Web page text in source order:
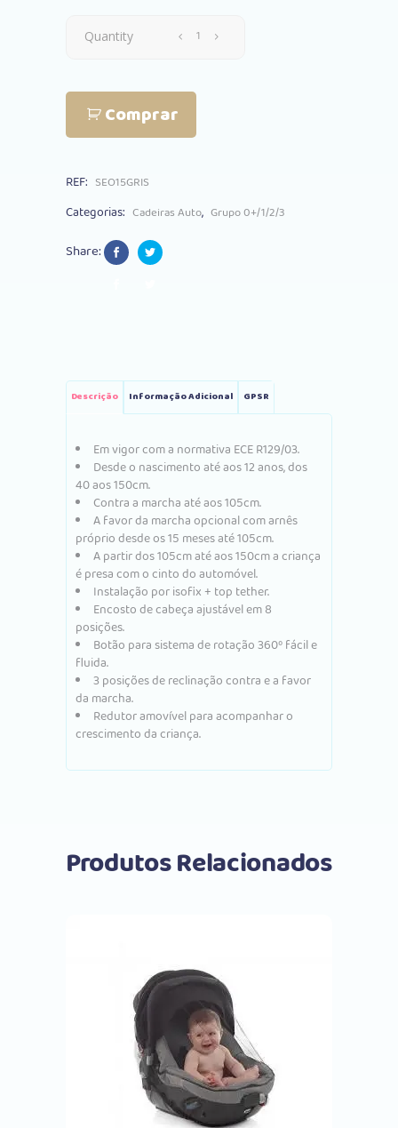
Cadeira
Interbaby
Cinza
Quantity
Comprar
REF: SEO15GRIS
Categorias: Cadeiras Auto, Grupo 0+/1/2/3
Share:
Descrição Informação Adicional GPSR
Em vigor com a normativa ECE R129/03.
Desde o nascimento até aos 12 anos, dos
40 aos 150cm.
Contra a marcha até aos 105cm.
A favor da marcha opcional com arnês
próprio desde os 15 meses até 105cm.
A partir dos 105cm até aos 150cm a criança
é presa com o cinto do automóvel.
Instalação por isofix + top tether.
Encosto de cabeça ajustável em 8
posições.
Botão para sistema de rotação 360º fácil e
fluida.
3 posições de reclinação contra e a favor
da marcha.
Redutor amovível para acompanhar o
crescimento da criança.
Produtos Relacionados
Comprar